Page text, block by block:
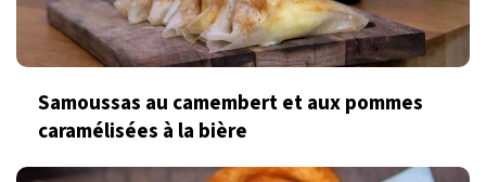
Samoussas au camembert et aux pommes
caramélisées à la bière